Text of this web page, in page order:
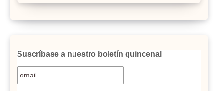
Suscríbase a nuestro boletín quincenal